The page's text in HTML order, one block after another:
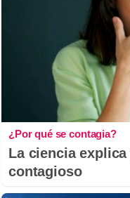
¿Por qué se contagia?
La ciencia
contagioso